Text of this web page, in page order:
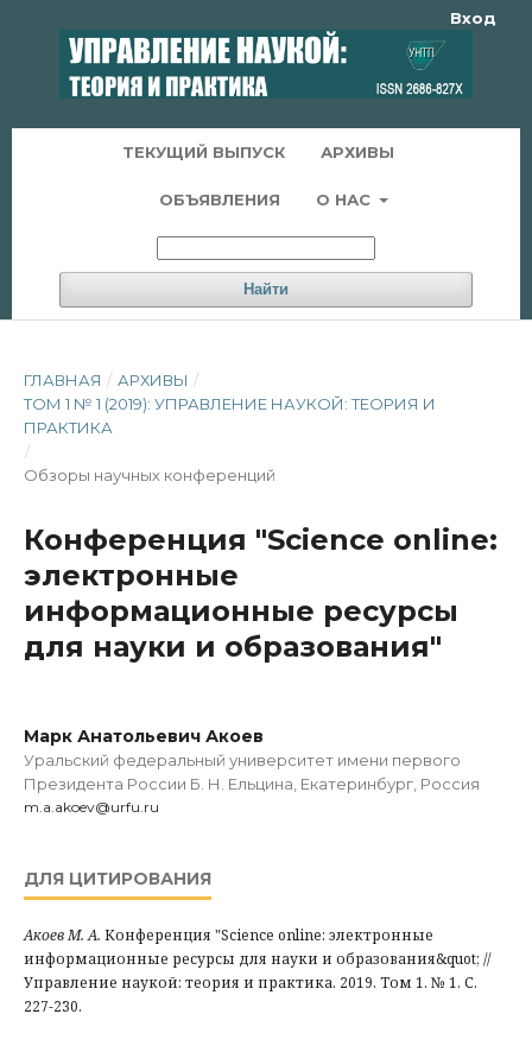
ТЕКУЩИЙ ВЫПУСК АРХИВЫ
ОБЪЯВЛЕНИЯ О НАС
Найти
Вход
ГЛАВНАЯ / АРХИВЫ /
ТОМ 1 № 1 (2019): УПРАВЛЕНИЕ НАУКОЙ: ТЕОРИЯ И
ПРАКТИКА
/
Обзоры научных конференций
Конференция "Science online:
электронные
информационные ресурсы
для науки и образования"
Марк Анатольевич Акоев
Уральский федеральный университет имени первого
Президента России Б. Н. Ельцина, Екатеринбург, Россия
m.a.akoev@urfu.ru
ДЛЯ ЦИТИРОВАНИЯ
Акоев М. А. Конференция "Science online: электронные
информационные ресурсы для науки и образования&quot; //
Управление наукой: теория и практика. 2019. Том 1. № 1. С.
227-230.